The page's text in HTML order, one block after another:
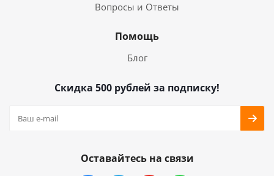
Вопросы и Ответы
Помощь
Блог
Скидка 500 рублей за подписку!
Оставайтесь на связи